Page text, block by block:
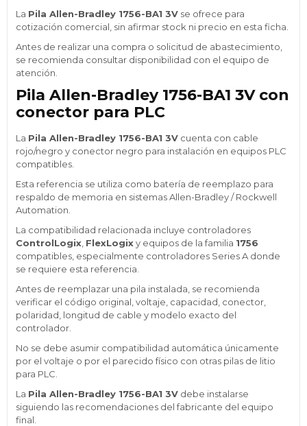
La Pila Allen-Bradley 1756-BA1 3V se ofrece para
cotización comercial, sin afirmar stock ni precio en esta ficha.
Antes de realizar una compra o solicitud de abastecimiento,
se recomienda consultar disponibilidad con el equipo de
atención.
Pila Allen-Bradley 1756-BA1 3V con
conector para PLC
La Pila Allen-Bradley 1756-BA1 3V cuenta con cable
rojo/negro y conector negro para instalación en equipos PLC
compatibles.
Esta referencia se utiliza como batería de reemplazo para
respaldo de memoria en sistemas Allen-Bradley / Rockwell
Automation.
La compatibilidad relacionada incluye controladores
ControlLogix FlexLogixy equipos de la familia 1756
compatibles, especialmente controladores Series A donde
se requiere esta referencia.
Antes de reemplazar una pila instalada, se recomienda
verificar el código original, voltaje, capacidad, conector,
polaridad, longitud de cable y modelo exacto del
controlador.
No se debe asumir compatibilidad automática únicamente
por el voltaje o por el parecido físico con otras pilas de litio
para PLC.
La Pila Allen-Bradley 1756-BA1 3V debe instalarse
siguiendo las recomendaciones del fabricante del equipo
final.